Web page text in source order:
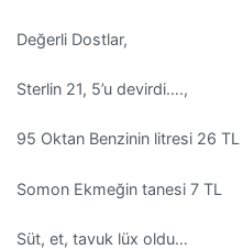
Değerli Dostlar,
Sterlin 21, 5’u devirdi….,
95 Oktan Benzinin litresi 26 TL
Somon Ekmeğin tanesi 7 TL
Süt, et, tavuk lüx oldu…